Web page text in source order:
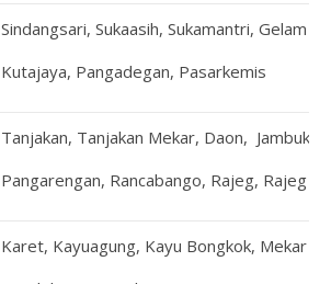
Sindangsari, Sukaasih, Sukamantri, Gelam
Kutajaya, Pangadegan, Pasarkemis
Tanjakan, Tanjakan Mekar, Daon,
Pangarengan, Rancabango, Rajeg, Rajeg
Karet, Kayuagung, Kayu Bongkok, Mekar